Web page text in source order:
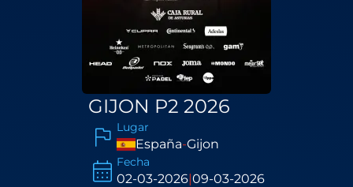
GIJON P2 2026
Lugar
España-Gijon
Fecha
02-03-2026|09-03-2026